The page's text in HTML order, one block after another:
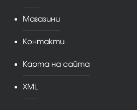
Магазини
Контакти
Карта на сайта
XML